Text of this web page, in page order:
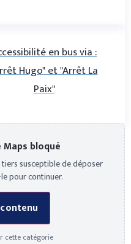
en bus via :
Hugo" et "Arrêt La
Paix"
bloqué
susceptible de déposer
pour continuer.
cette catégorie